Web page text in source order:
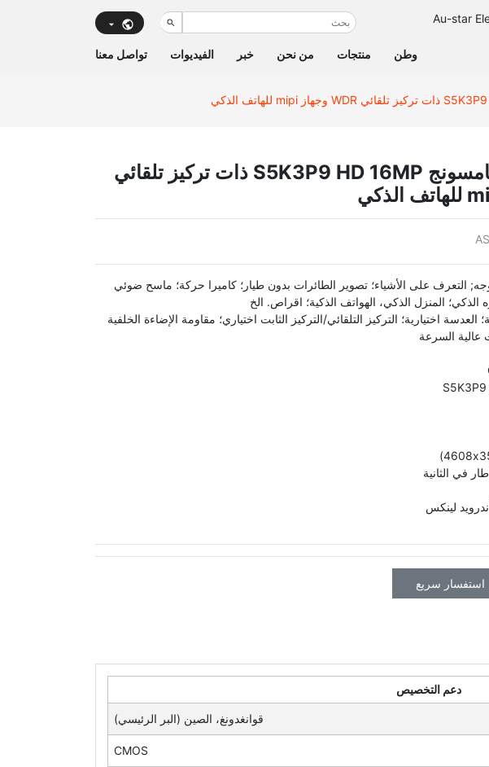
وطن منتجات من نحن خبر الفيديوات تواصل معنا
لوحدة كاميرا سامسونج S5K3P9 HD 16MP ذات تركيز تلقائي
التعرف على الأشياء؛ تصوير الطائرات بدون طيار؛ كاميرا حركة؛ ماسح ضوئي
الذكي؛ المنزل الذكي، الهواتف الذكية؛ اقراص. الخ
العدسة اختيارية؛ التركيز التلقائي/التركيز الثابت اختياري؛ مقاومة الإضاءة الخلفية
لينكس
استفسار سريع
دعم التخصيص
قوانغدونغ، الصين (البر الرئيسي)
CMOS